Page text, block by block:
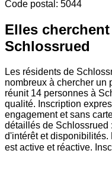
Code postal : 5044
Elles
Schlossrued
Les résidents de
nombreux à chercher un
réunit 14 personnes à
qualité. Inscription
engagement et sans
détaillés de Schlossrued
d'intérêt et disponibilités.
est active et réactive.